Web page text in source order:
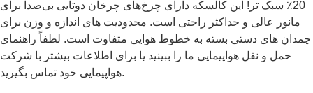
20٪ سبک تر! این کالسکه دارای چرخ‌های چرخان دوتایی بی‌صدا برای
مانور عالی و حداکثر راحتی است. محدودیت های اندازه و وزن برای
چمدان های دستی بسته به خطوط هوایی متفاوت است. لطفاً راهنمای
حمل و نقل هواپیمایی ما را ببینید یا برای اطلاعات بیشتر با شرکت
هواپیمایی خود تماس بگیرید.